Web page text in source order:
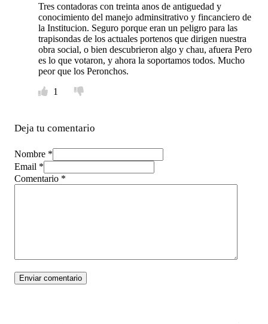
Tres contadoras con treinta anos de antiguedad y
conocimiento del manejo adminsitrativo y fincanciero de
la Institucion. Seguro porque eran un peligro para las
trapisondas de los actuales portenos que dirigen nuestra
obra social, o bien descubrieron algo y chau, afuera Pero
es lo que votaron, y ahora la soportamos todos. Mucho
peor que los Peronchos.
1
Deja tu comentario
Nombre *
Email *
Comentario *